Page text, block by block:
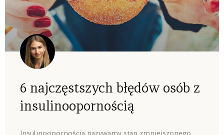
6 najczęstszych błędów osób z
insulinoopornością